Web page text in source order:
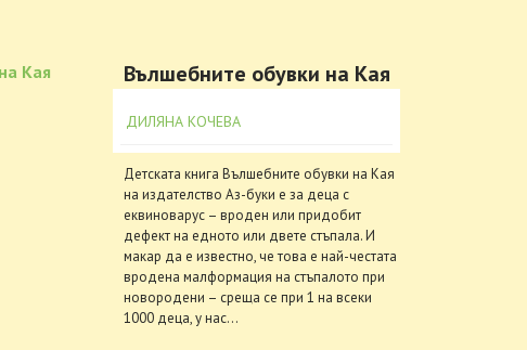
Вълшебните обувки на Кая
ДИЛЯНА КОЧЕВА
Детската книга Вълшебните обувки на Кая
на издателство Аз-буки е за деца с
еквиноварус – вроден или придобит
дефект на едното или двете стъпала. И
макар да е известно, че това е най-честата
вродена малформация на стъпалото при
новородени – среща се при 1 на всеки
1000 деца, у нас...